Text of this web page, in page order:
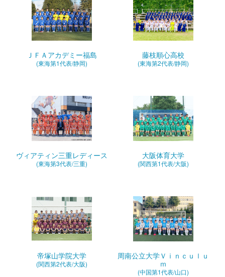
ＪＦＡアカデミー福島
(東海第1代表/静岡)
藤枝順心高校
(東海第2代表/静岡)
ヴィアティン三重レディース
(東海第3代表/三重)
大阪体育大学
(関西第1代表/大阪)
帝塚山学院大学
(関西第2代表/大阪)
周南公立大学Ｖｉｎｃｕｌｕ
ｍ
(中国第1代表/山口)